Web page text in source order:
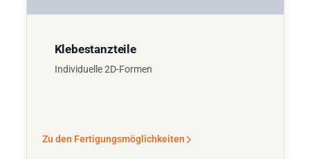
Klebestanzteile
Individuelle 2D-Formen
Zu den Fertigungsmöglichkeiten